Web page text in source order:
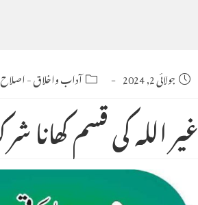
Post
published:
جولائی 2, 2024 Post
category:
آداب واخلاق-
غیر اللہ کی قسم